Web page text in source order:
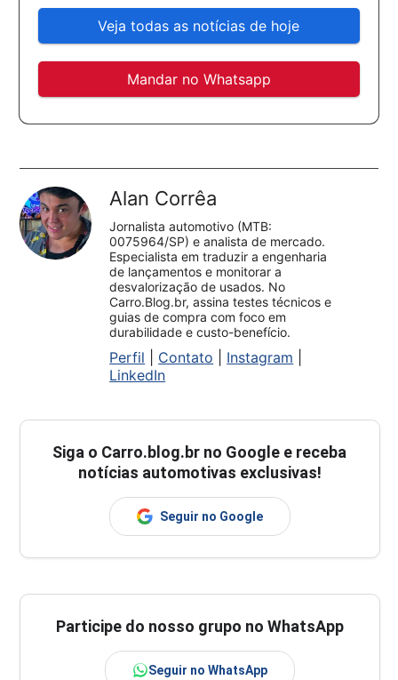
Veja todas as notícias de hoje
Mandar no Whatsapp
Alan Corrêa
Jornalista automotivo (MTB:
0075964/SP) e analista de mercado.
Especialista em traduzir a engenharia
de lançamentos e monitorar a
desvalorização de usados. No
Carro.Blog.br, assina testes técnicos e
guias de compra com foco em
durabilidade e custo-benefício.
Perfil Contato Instagram
LinkedIn
Siga o Carro.blog.br no Google e receba
notícias automotivas exclusivas!
Seguir no Google
Participe do nosso grupo no WhatsApp
Seguir no WhatsApp